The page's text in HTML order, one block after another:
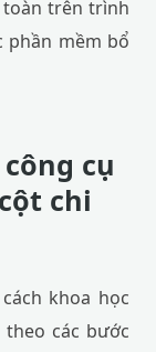
trên trình
phần mềm bổ
cụ
chi
khoa học
các bước